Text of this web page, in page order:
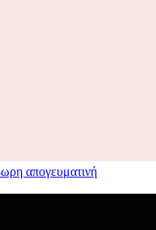
απογευματινή